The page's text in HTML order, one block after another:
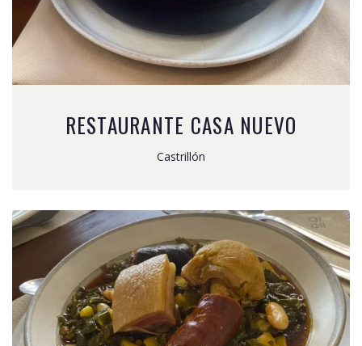
RESTAURANTE CASA NUEVO
Castrillón